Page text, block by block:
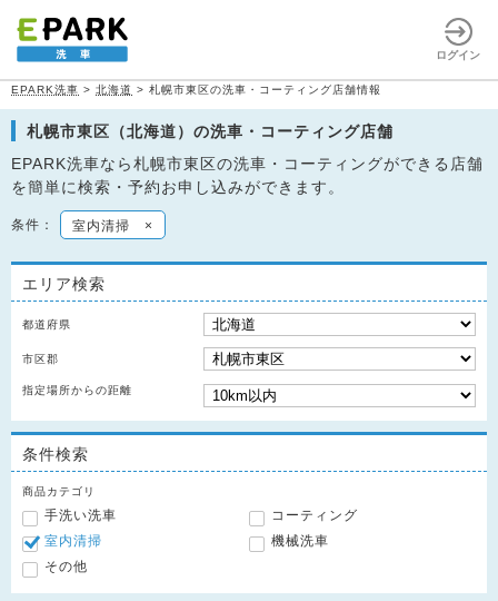
ログイン
EPARK洗車 > 北海道 > 札幌市東区の洗車・コーティング店舗情報
札幌市東区（北海道）の洗車・コーティング店舗
EPARK洗車なら札幌市東区の洗車・コーティングができる店舗
を簡単に検索・予約お申し込みができます。
条件： 室内清掃 ×
エリア検索
都道府県
市区郡
指定場所からの距離
条件検索
商品カテゴリ
手洗い洗車
コーティング
室内清掃
機械洗車
その他